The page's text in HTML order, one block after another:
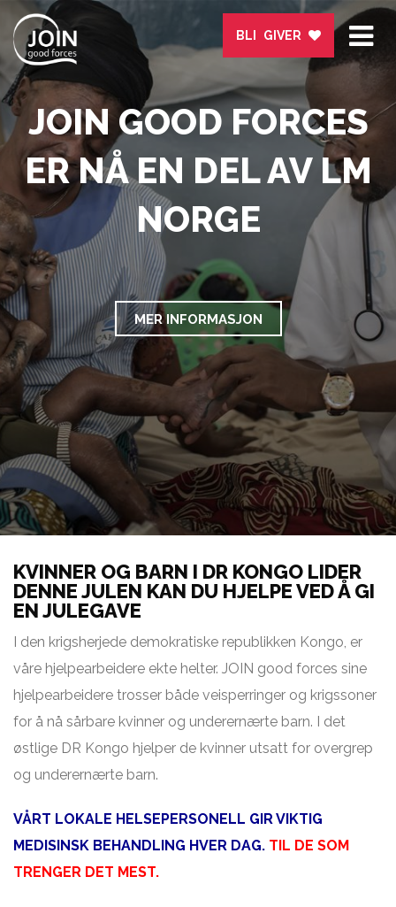
BLI GIVER
JOIN GOOD FORCES
ER NÅ EN DEL AV LM
NORGE
MER INFORMASJON
KVINNER OG BARN I DR KONGO LIDER
DENNE JULEN KAN DU HJELPE VED Å GI
EN JULEGAVE
I den krigsherjede demokratiske republikken Kongo, er
våre hjelpearbeidere ekte helter. JOIN good forces sine
hjelpearbeidere trosser både veisperringer og krigssoner
for å nå sårbare kvinner og underernærte barn. I det
østlige DR Kongo hjelper de kvinner utsatt for overgrep
og underernærte barn.
VÅRT LOKALE HELSEPERSONELL GIR VIKTIG
MEDISINSK BEHANDLING HVER DAG. TIL DE SOM
TRENGER DET MEST.